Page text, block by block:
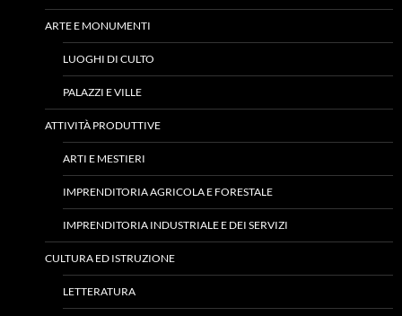
ARTE E MONUMENTI
LUOGHI DI CULTO
PALAZZI E VILLE
ATTIVITÀ PRODUTTIVE
ARTI E MESTIERI
IMPRENDITORIA AGRICOLA E FORESTALE
IMPRENDITORIA INDUSTRIALE E DEI SERVIZI
CULTURA ED ISTRUZIONE
LETTERATURA